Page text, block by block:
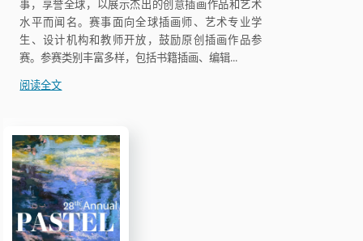
事，享誉全球，以展示杰出的创意插画作品和艺术
水平而闻名。赛事面向全球插画师、艺术专业学
生、设计机构和教师开放，鼓励原创插画作品参
赛。参赛类别丰富多样，包括书籍插画、编辑...
阅读全文2026
国
际
插
画
大
奖